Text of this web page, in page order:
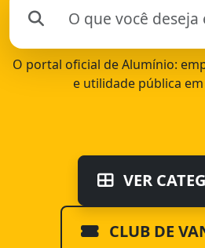
O portal oficial de Alumínio:
e utilidade pública
VER
CLUB DE